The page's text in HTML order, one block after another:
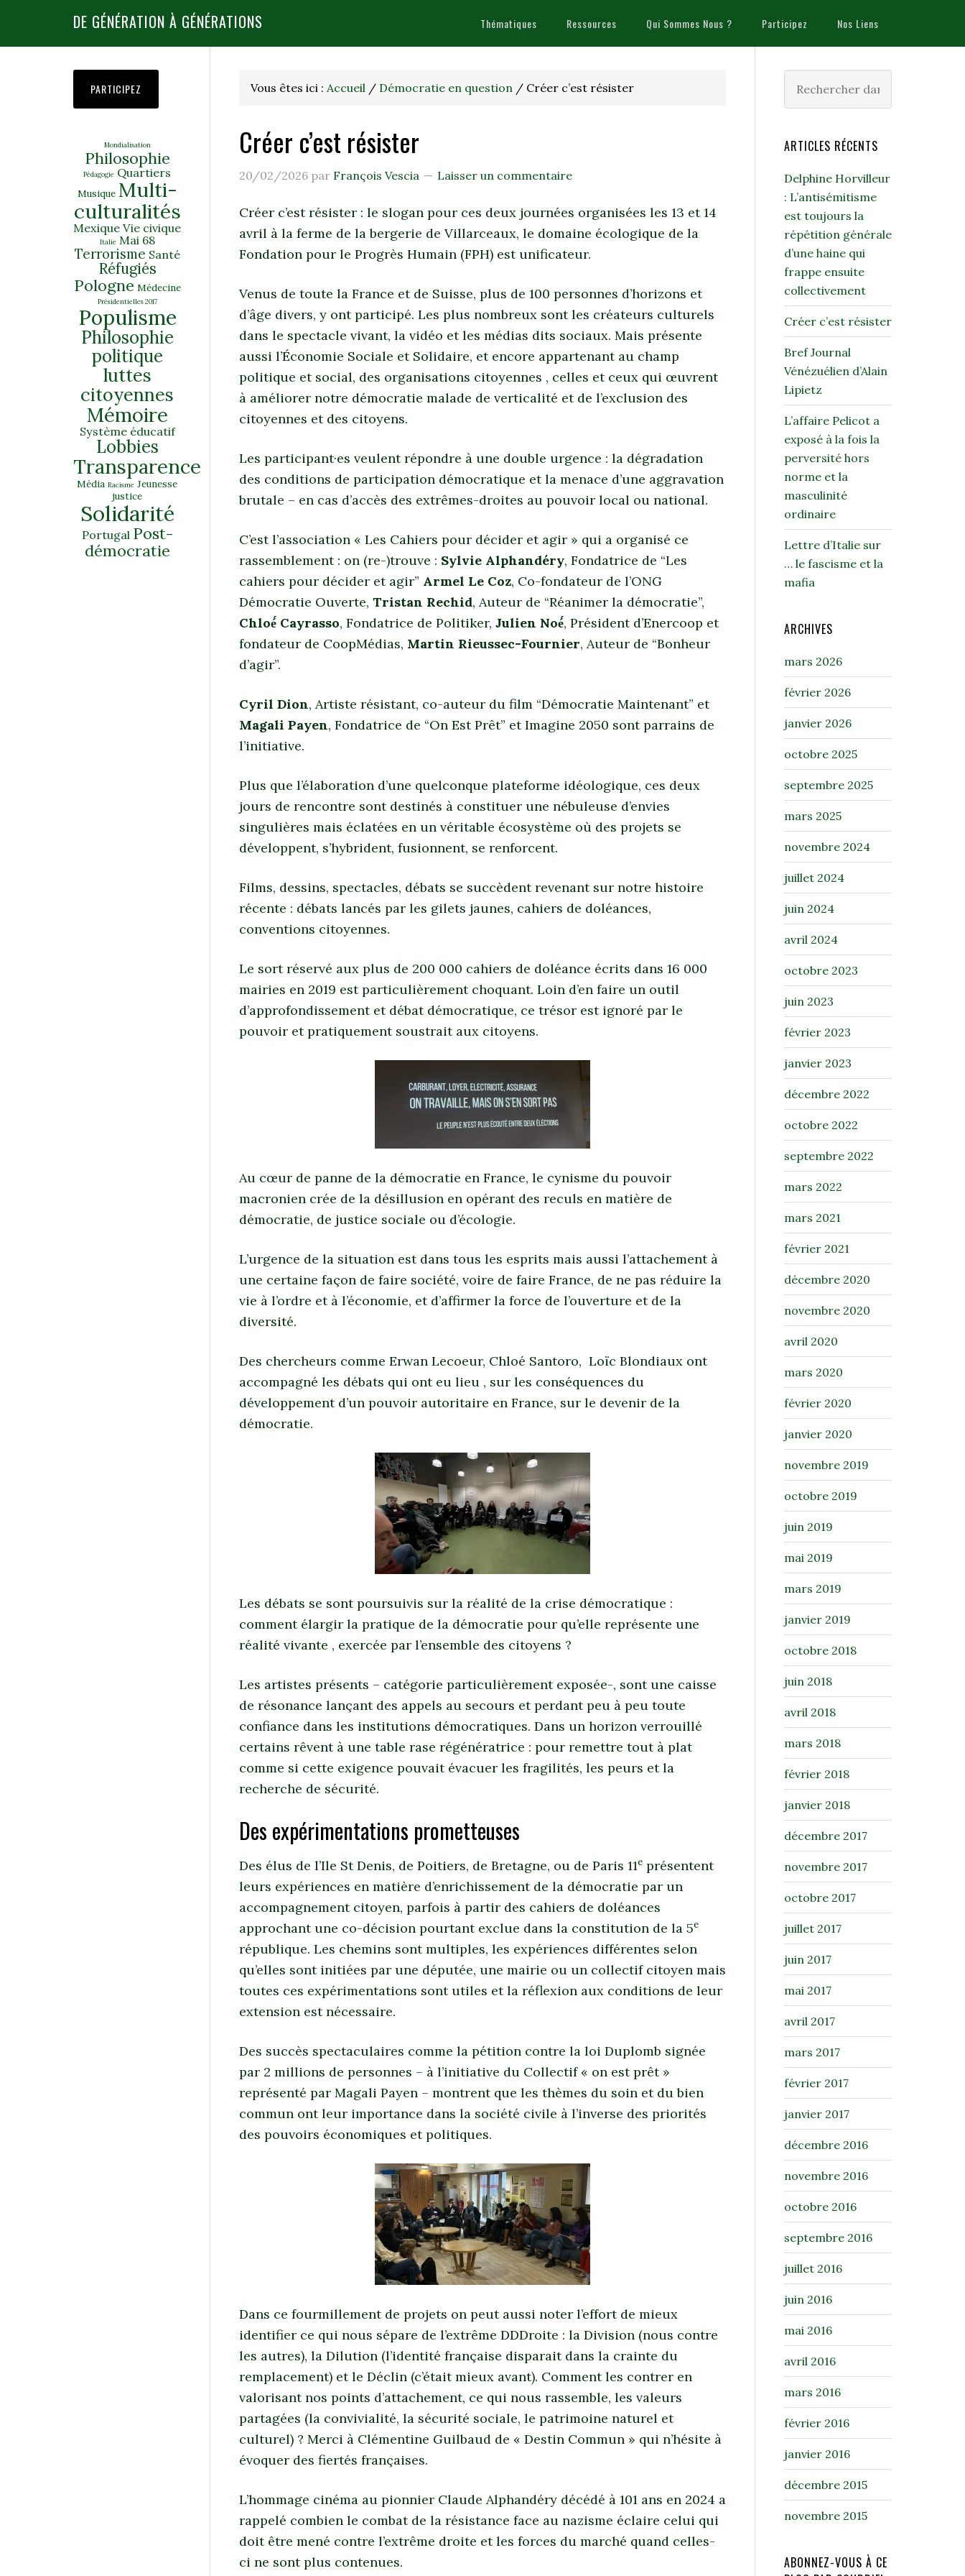
DE GÉNÉRATION À GÉNÉRATIONS Thématiques Ressources Qui Sommes Nous ? Participez Nos Liens
Vous êtes ici : Accueil / Démocratie en question / Créer c’est résister
Créer c’est résister
20/02/2026 par François Vescia Laisser un commentaire
Créer c’est résister : le slogan pour ces deux journées organisées les 13 et 14
avril à la ferme de la bergerie de Villarceaux, le domaine écologique de la
Fondation pour le Progrès Humain (FPH) est unificateur.
Venus de toute la France et de Suisse, plus de 100 personnes d’horizons et
d’âge divers, y ont participé. Les plus nombreux sont les créateurs culturels
dans le spectacle vivant, la vidéo et les médias dits sociaux. Mais présente
aussi l’Économie Sociale et Solidaire, et encore appartenant au champ
politique et social, des organisations citoyennes , celles et ceux qui œuvrent
à améliorer notre démocratie malade de verticalité et de l’exclusion des
citoyennes et des citoyens.
Les participant·es veulent répondre à une double urgence : la dégradation
des conditions de participation démocratique et la menace d’une aggravation
brutale – en cas d’accès des extrêmes-droites au pouvoir local ou national.
C’est l’association « Les Cahiers pour décider et agir » qui a organisé ce
rassemblement : on (re-)trouve : Sylvie Alphandéry, Fondatrice de “Les
cahiers pour décider et agir” Armel Le Coz, Co-fondateur de l’ONG
Démocratie Ouverte, Tristan Rechid, Auteur de “Réanimer la démocratie”,
Chloé́ Cayrasso, Fondatrice de Politiker, Julien Noé́, Président d’Enercoop et
fondateur de CoopMédias, Martin Rieussec-Fournier, Auteur de “Bonheur
d’agir”.
Cyril Dion, Artiste résistant, co-auteur du film “Démocratie Maintenant” et
Magali Payen, Fondatrice de “On Est Prêt” et Imagine 2050 sont parrains de
l’initiative.
Plus que l’élaboration d’une quelconque plateforme idéologique, ces deux
jours de rencontre sont destinés à constituer une nébuleuse d’envies
singulières mais éclatées en un véritable écosystème où des projets se
développent, s’hybrident, fusionnent, se renforcent.
Films, dessins, spectacles, débats se succèdent revenant sur notre histoire
récente : débats lancés par les gilets jaunes, cahiers de doléances,
conventions citoyennes.
Le sort réservé aux plus de 200 000 cahiers de doléance écrits dans 16 000
mairies en 2019 est particulièrement choquant. Loin d’en faire un outil
d’approfondissement et débat démocratique, ce trésor est ignoré par le
pouvoir et pratiquement soustrait aux citoyens.
Au cœur de panne de la démocratie en France, le cynisme du pouvoir
macronien crée de la désillusion en opérant des reculs en matière de
démocratie, de justice sociale ou d’écologie.
L’urgence de la situation est dans tous les esprits mais aussi l’attachement à
une certaine façon de faire société, voire de faire France, de ne pas réduire la
vie à l’ordre et à l’économie, et d’affirmer la force de l’ouverture et de la
diversité.
Des chercheurs comme Erwan Lecoeur, Chloé Santoro, Loïc Blondiaux ont
accompagné les débats qui ont eu lieu , sur les conséquences du
développement d’un pouvoir autoritaire en France, sur le devenir de la
démocratie.
Les débats se sont poursuivis sur la réalité de la crise démocratique :
comment élargir la pratique de la démocratie pour qu’elle représente une
réalité vivante , exercée par l’ensemble des citoyens ?
Les artistes présents – catégorie particulièrement exposée-, sont une caisse
de résonance lançant des appels au secours et perdant peu à peu toute
confiance dans les institutions démocratiques. Dans un horizon verrouillé
certains rêvent à une table rase régénératrice : pour remettre tout à plat
comme si cette exigence pouvait évacuer les fragilités, les peurs et la
recherche de sécurité.
Des expérimentations prometteuses
Des élus de l’Ile St Denis, de Poitiers, de Bretagne, ou de Paris 11e présentent
leurs expériences en matière d’enrichissement de la démocratie par un
accompagnement citoyen, parfois à partir des cahiers de doléances
approchant une co-décision pourtant exclue dans la constitution de la 5e
république. Les chemins sont multiples, les expériences différentes selon
qu’elles sont initiées par une députée, une mairie ou un collectif citoyen mais
toutes ces expérimentations sont utiles et la réflexion aux conditions de leur
extension est nécessaire.
Des succès spectaculaires comme la pétition contre la loi Duplomb signée
par 2 millions de personnes – à l’initiative du Collectif « on est prêt »
représenté par Magali Payen – montrent que les thèmes du soin et du bien
commun ont leur importance dans la société civile à l’inverse des priorités
des pouvoirs économiques et politiques.
Dans ce fourmillement de projets on peut aussi noter l’effort de mieux
identifier ce qui nous sépare de l’extrême DDDroite : la Division (nous contre
les autres), la Dilution (l’identité française disparait dans la crainte du
remplacement) et le Déclin (c’était mieux avant). Comment les contrer en
valorisant nos points d’attachement, ce qui nous rassemble, les valeurs
partagées (la convivialité, la sécurité sociale, le patrimoine naturel et
culturel) ? Merci à Clémentine Guilbaud de « Destin Commun » qui n’hésite à
évoquer des fiertés françaises.
L’hommage cinéma au pionnier Claude Alphandéry décédé à 101 ans en 2024 a
rappelé combien le combat de la résistance face au nazisme éclaire celui qui
doit être mené contre l’extrême droite et les forces du marché quand celles-
ci ne sont plus contenues.
ARTICLES RÉCENTS
Delphine Horvilleur
: L’antisémitisme
est toujours la
répétition générale
d’une haine qui
frappe ensuite
collectivement
Créer c’est résister
Bref Journal
Vénézuélien d’Alain
Lipietz
L’affaire Pelicot a
exposé à la fois la
perversité hors
norme et la
masculinité
ordinaire
Lettre d’Italie sur
… le fascisme et la
mafia
ARCHIVES
mars 2026
février 2026
janvier 2026
octobre 2025
septembre 2025
mars 2025
novembre 2024
juillet 2024
juin 2024
avril 2024
octobre 2023
juin 2023
février 2023
janvier 2023
décembre 2022
octobre 2022
septembre 2022
mars 2022
mars 2021
février 2021
décembre 2020
novembre 2020
avril 2020
mars 2020
février 2020
janvier 2020
novembre 2019
octobre 2019
juin 2019
mai 2019
mars 2019
janvier 2019
octobre 2018
juin 2018
avril 2018
mars 2018
février 2018
janvier 2018
décembre 2017
novembre 2017
octobre 2017
juillet 2017
juin 2017
mai 2017
avril 2017
mars 2017
février 2017
janvier 2017
décembre 2016
novembre 2016
octobre 2016
septembre 2016
juillet 2016
juin 2016
mai 2016
avril 2016
mars 2016
février 2016
janvier 2016
décembre 2015
novembre 2015
ABONNEZ-VOUS À CE
PARTICIPEZ
Mondialisation
Philosophie
Pédagogie Quartiers
Musique Multi-
culturalités
Mexique Vie civique
Italie Mai 68
Terrorisme Santé
Réfugiés
Pologne Médecine
Présidentielles 2017
Populisme
Philosophie
politique
luttes
citoyennes
Mémoire
Système éducatif
Lobbies
Transparence
Média Racisme Jeunesse
justice
Solidarité
Portugal Post-
démocratie